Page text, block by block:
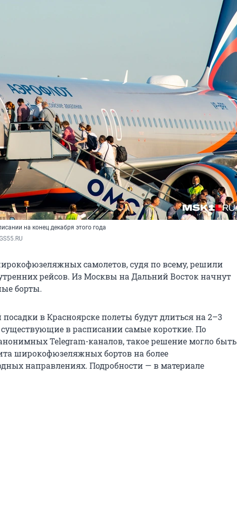
на конец декабря этого года
самолетов, судя по всему, решили
рейсов. Из Москвы на Дальний Восток начнут
борты.
в Красноярске полеты будут длиться на 2–3
в расписании самые короткие. По
Telegram-каналов, такое решение могло быть
широкофюзеляжных бортов на более
направлениях. Подробности — в материале